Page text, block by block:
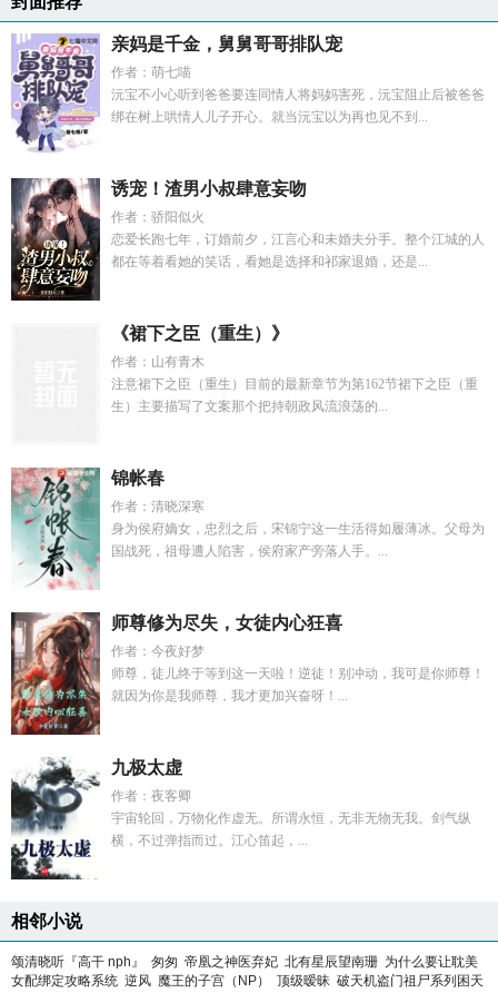
亲妈是千金，舅舅哥哥排队宠
作者：萌七喵
沅宝不小心听到爸爸要连同情人将妈妈害死，沅宝阻止后被爸爸
绑在树上哄情人儿子开心。就当沅宝以为再也见不到...
诱宠！渣男小叔肆意妄吻
作者：骄阳似火
恋爱长跑七年，订婚前夕，江言心和未婚夫分手。整个江城的人
都在等着看她的笑话，看她是选择和祁家退婚，还是...
《裙下之臣（重生）》
作者：山有青木
注意裙下之臣（重生）目前的最新章节为第162节裙下之臣（重
生）主要描写了文案那个把持朝政风流浪荡的...
锦帐春
作者：清晓深寒
身为侯府嫡女，忠烈之后，宋锦宁这一生活得如履薄冰。父母为
国战死，祖母遭人陷害，侯府家产旁落人手。...
师尊修为尽失，女徒内心狂喜
作者：今夜好梦
师尊，徒儿终于等到这一天啦！逆徒！别冲动，我可是你师尊！
就因为你是我师尊，我才更加兴奋呀！...
九极太虚
作者：夜客卿
宇宙轮回，万物化作虚无。所谓永恒，无非无物无我。剑气纵
横，不过弹指而过。江心笛起，...
相邻小说
颂清晓听『高干 nph』 匆匆 帝凰之神医弃妃 北有星辰望南珊 为什么要让耽美
女配绑定攻略系统 逆风 魔王的子宫（NP） 顶级暧昧 破天机盗门祖尸系列困天